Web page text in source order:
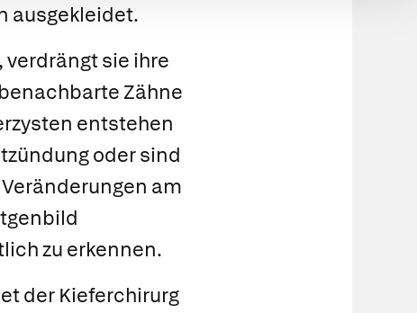
ausgekleidet.
verdrängt sie ihre
Zähne
entstehen
oder sind
am
zu erkennen.
der Kieferchirurg